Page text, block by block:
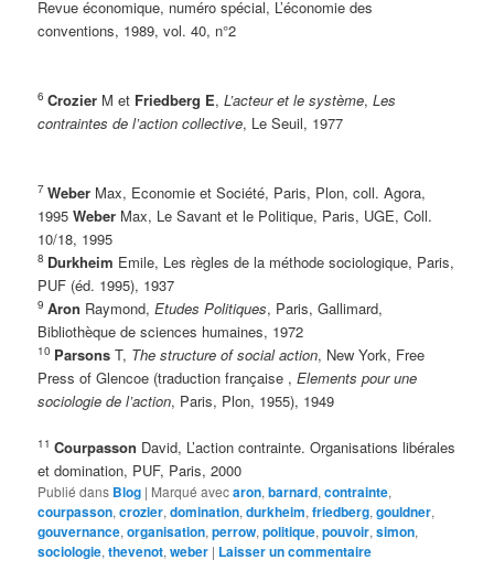
Revue économique, numéro spécial, L’économie des
conventions, 1989, vol. 40, n°2
6Crozier M et Friedberg E,L’acteur et le système,Les
contraintes de l’action collective, Le Seuil, 1977
7Weber Max, Economie et Société, Paris, Plon, coll. Agora,
1995 Weber Max, Le Savant et le Politique, Paris, UGE, Coll.
10/18, 1995
8 Durkheim Emile, Les règles de la méthode sociologique, Paris,
PUF (éd. 1995), 1937
9 Aron Raymond,Etudes Politiques, Paris, Gallimard,
Bibliothèque de sciences humaines, 1972
10 ParsonsT, The structure of social action, New York, Free
Press of Glencoe (traduction française ,Elements pour une
sociologie de l’action, Paris, Plon, 1955), 1949
11Courpasson David, L’action contrainte. Organisations libérales
et domination, PUF, Paris, 2000
Publié dans Blog | Marqué avecaron,barnard,contrainte,
courpasson,crozier,domination,durkheim,friedberg,gouldner,
gouvernance,organisation,perrow,politique,pouvoir,simon,
sociologie,thevenot,weber | Laisser un commentaire